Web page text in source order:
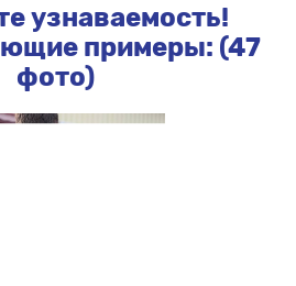
узнаваемость!
примеры: (47
фото)